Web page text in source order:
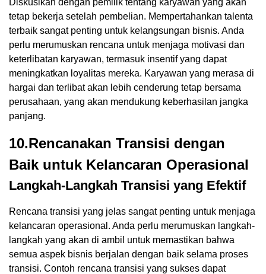
tetap bekerja setelah pembelian. Mempertahankan talenta
terbaik sangat penting untuk kelangsungan bisnis. Anda
perlu merumuskan rencana untuk menjaga motivasi dan
keterlibatan karyawan, termasuk insentif yang dapat
meningkatkan loyalitas mereka. Karyawan yang merasa di
hargai dan terlibat akan lebih cenderung tetap bersama
perusahaan, yang akan mendukung keberhasilan jangka
panjang.
10.Rencanakan Transisi dengan
Baik untuk Kelancaran Operasional
Langkah-Langkah Transisi yang Efektif
Rencana transisi yang jelas sangat penting untuk menjaga
kelancaran operasional. Anda perlu merumuskan langkah-
langkah yang akan di ambil untuk memastikan bahwa
semua aspek bisnis berjalan dengan baik selama proses
transisi. Contoh rencana transisi yang sukses dapat